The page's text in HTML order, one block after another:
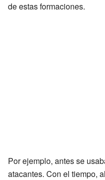
de estas formaciones.
Por ejemplo, antes se
atacantes. Con el tiempo,